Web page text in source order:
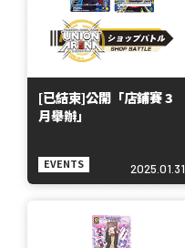
[已結束]公開「店鋪賽 3
月舉辦」
EVENTS 2025.01.31